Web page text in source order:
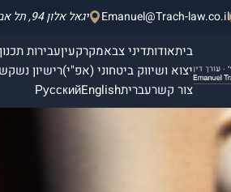
Emanuel@Trach-law.co.il יגאל אלון 94, תל אביב - יפו, מגדלי אלון 2, קומה 4.
ביתאודותדיני צבאמקרקעיןעבירות
יצוא ושיווק ביטחוני (אפ"י)רישיון נשק
צור קשרעבריתEnglish
Русский